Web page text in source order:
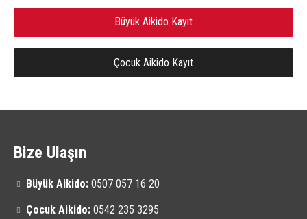
Büyük Aikido Kayıt
Çocuk Aikido Kayıt
Bize Ulaşın
Büyük Aikido: 0507 057 16 20
Çocuk Aikido: 0542 235 3295